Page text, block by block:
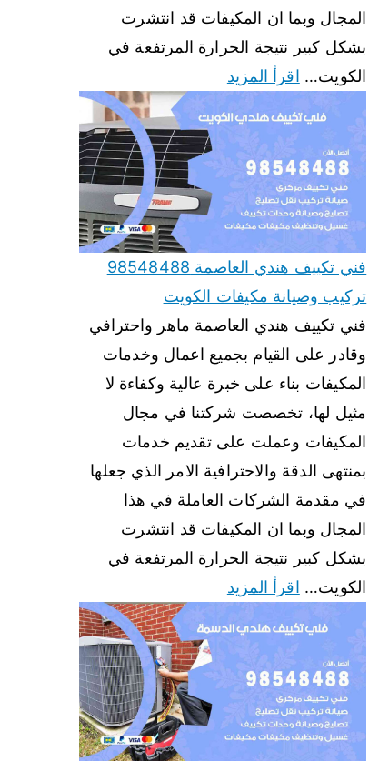
المجال وبما ان المكيفات قد انتشرت
بشكل كبير نتيجة الحرارة المرتفعة في
الكويت… اقرأ المزيد
فني تكييف هندي العاصمة 98548488
تركيب وصيانة مكيفات الكويت
فني تكييف هندي العاصمة ماهر واحترافي
وقادر على القيام بجميع اعمال وخدمات
المكيفات بناء على خبرة عالية وكفاءة لا
مثيل لها، تخصصت شركتنا في مجال
المكيفات وعملت على تقديم خدمات
بمنتهى الدقة والاحترافية الامر الذي جعلها
في مقدمة الشركات العاملة في هذا
المجال وبما ان المكيفات قد انتشرت
بشكل كبير نتيجة الحرارة المرتفعة في
الكويت… اقرأ المزيد